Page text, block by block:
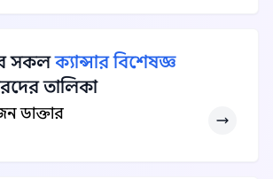
সকলক্যান্সার বিশেষজ্ঞ
তালিকা
ডাক্তার